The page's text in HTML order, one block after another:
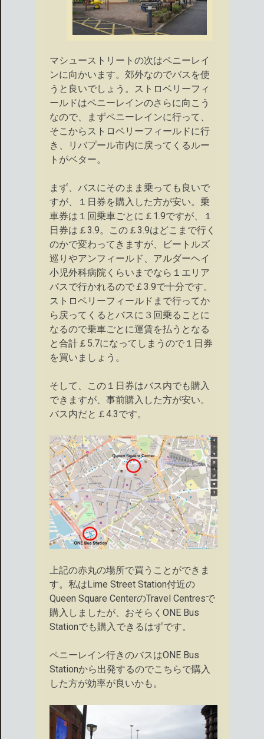
マシューストリートの次はペニーレイ
ンに向かいます。郊外なのでバスを使
うと良いでしょう。ストロベリーフィ
ールドはペニーレインのさらに向こう
なので、まずペニーレインに行って、
そこからストロベリーフィールドに行
き、リバプール市内に戻ってくるルー
トがベター。
まず、バスにそのまま乗っても良いで
すが、１日券を購入した方が安い。乗
車券は１回乗車ごとに￡1.9ですが、１
日券は￡3.9。この￡3.9はどこまで行く
のかで変わってきますが、ビートルズ
巡りやアンフィールド、アルダーヘイ
小児外科病院くらいまでなら１エリア
パスで行かれるので￡3.9で十分です。
ストロベリーフィールドまで行ってか
ら戻ってくるとバスに３回乗ることに
なるので乗車ごとに運賃を払うとなる
と合計￡5.7になってしまうので１日券
を買いましょう。
そして、この１日券はバス内でも購入
できますが、事前購入した方が安い。
バス内だと￡4.3です。
上記の赤丸の場所で買うことができま
す。私はLime Street Station付近の
Queen Square CenterのTravel Centresで
購入しましたが、おそらくONE Bus
Stationでも購入できるはずです。
ペニーレイン行きのバスはONE Bus
Stationから出発するのでこちらで購入
した方が効率が良いかも。